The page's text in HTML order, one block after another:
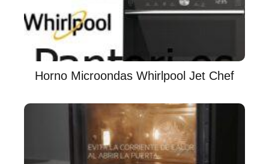
Horno Microondas Whirlpool Jet Chef